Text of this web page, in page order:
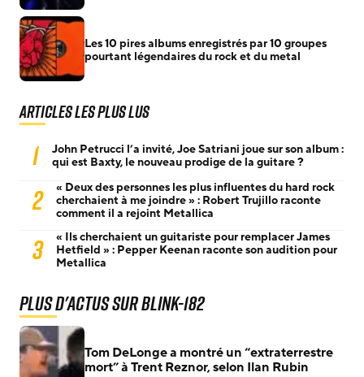
Les 10 pires albums enregistrés par 10 groupes
pourtant légendaires du rock et du metal
Articles les plus lus
1
John Petrucci l’a invité, Joe Satriani joue sur son album :
qui est Baxty, le nouveau prodige de la guitare ?
2
« Deux des personnes les plus influentes du hard rock
cherchaient à me joindre » : Robert Trujillo raconte
comment il a rejoint Metallica
3
« Ils cherchaient un guitariste pour remplacer James
Hetfield » : Pepper Keenan raconte son audition pour
Metallica
Plus d'actus sur Blink-182
Tom DeLonge a montré un “extraterrestre
mort” à Trent Reznor, selon Ilan Rubin